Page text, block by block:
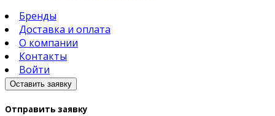
Бренды
Доставка и оплата
О компании
Контакты
Войти
Оставить заявку
Отправить заявку